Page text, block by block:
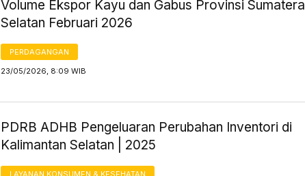
Volume Ekspor Kayu dan Gabus Provinsi Sumatera
Selatan Februari 2026
PERDAGANGAN
23/05/2026, 8:09 WIB
PDRB ADHB Pengeluaran Perubahan Inventori di
Kalimantan Selatan | 2025
LAYANAN KONSUMEN & KESEHATAN